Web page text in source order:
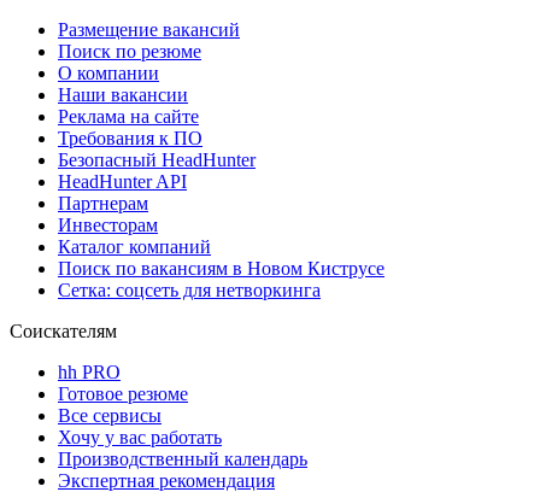
Размещение вакансий
Поиск по резюме
О компании
Наши вакансии
Реклама на сайте
Требования к ПО
Безопасный HeadHunter
HeadHunter API
Партнерам
Инвесторам
Каталог компаний
Поиск по вакансиям в Новом Киструсе
Сетка: соцсеть для нетворкинга
Соискателям
hh PRO
Готовое резюме
Все сервисы
Хочу у вас работать
Производственный календарь
Экспертная рекомендация